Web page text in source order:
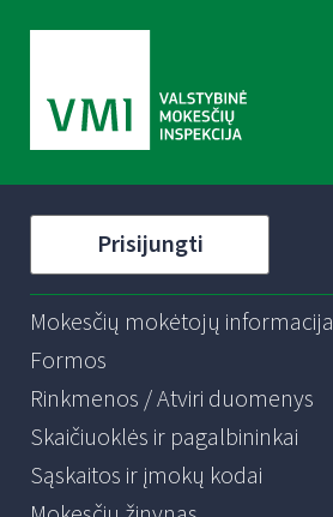
Prisijungti
Mokesčių mokėtojų informacija
Formos
Rinkmenos / Atviri duomenys
Skaičiuoklės ir pagalbininkai
Sąskaitos ir įmokų kodai